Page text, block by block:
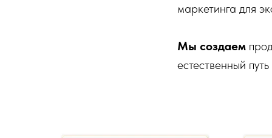
маркетинга для
Мы создаем
естественный